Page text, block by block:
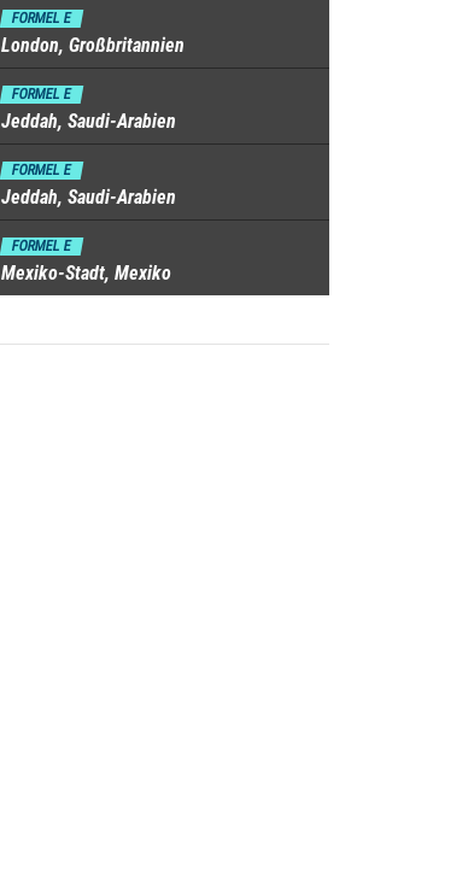
FORMEL E
London, Großbritannien
FORMEL E
Jeddah, Saudi-Arabien
FORMEL E
Jeddah, Saudi-Arabien
FORMEL E
Mexiko-Stadt, Mexiko